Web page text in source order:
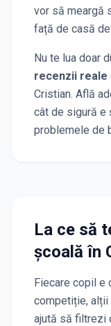
vor să meargă
față de casă
Nu te lua doar
recenzii reale
Cristian. Află
cât de sigură e
problemele de
La ce să
școalăîn
Fiecare copil e
competiție, alții
ajută să filtrezi